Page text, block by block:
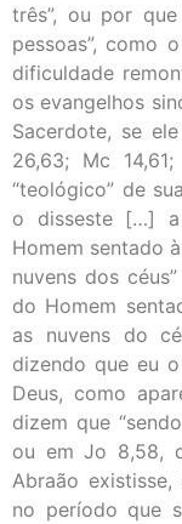
três”, ou por
pessoas”, como
dificuldade
os evangelhos
Sacerdote, se
26,63; Mc
“teológico” de
o disseste […]
Homem sentado
nuvens dos
do Homem
as nuvens do
dizendo que eu
Deus, como
dizem que
ou em Jo 8,58,
Abraão existisse,
no período que